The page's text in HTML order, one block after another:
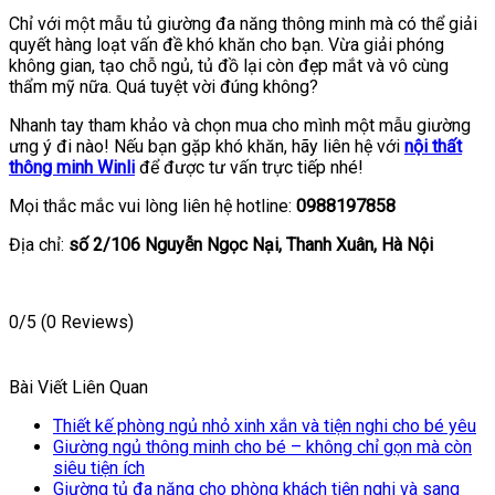
Chỉ với một mẫu tủ giường đa năng thông minh mà có thể giải
quyết hàng loạt vấn đề khó khăn cho bạn. Vừa giải phóng
không gian, tạo chỗ ngủ, tủ đồ lại còn đẹp mắt và vô cùng
thẩm mỹ nữa. Quá tuyệt vời đúng không?
Nhanh tay tham khảo và chọn mua cho mình một mẫu giường
ưng ý đi nào! Nếu bạn gặp khó khăn, hãy liên hệ với nội thất
thông minh Winli để được tư vấn trực tiếp nhé!
Mọi thắc mắc vui lòng liên hệ hotline: 0988197858
Địa chỉ: số 2/106 Nguyễn Ngọc Nại, Thanh Xuân, Hà Nội
0/5 (0 Reviews)
Bài Viết Liên Quan
Thiết kế phòng ngủ nhỏ xinh xắn và tiện nghi cho bé yêu
Giường ngủ thông minh cho bé – không chỉ gọn mà còn
siêu tiện ích
Giường tủ đa năng cho phòng khách tiện nghi và sang